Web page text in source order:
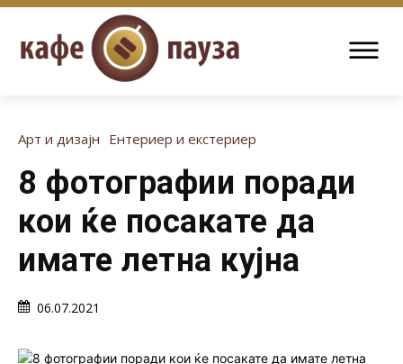
Арт и дизајн Ентериер и екстериер
8 фотографии поради
кои ќе посакате да
имате летна кујна
06.07.2021